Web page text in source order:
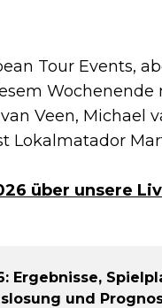
Tour Events,
Wochenende
Veen, Michael
Lokalmatador
über unsere
Ergebnisse,
und